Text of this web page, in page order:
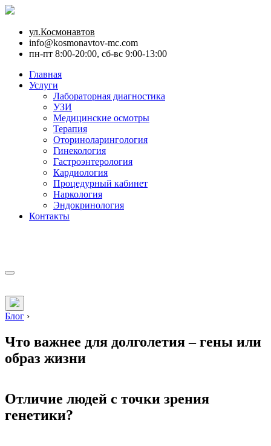
ул.Космонавтов
info@kosmonavtov-mc.com
пн-пт 8:00-20:00, сб-вс 9:00-13:00
Главная
Услуги
Лабораторная диагностика
УЗИ
Медицинские осмотры
Терапия
Оториноларингология
Гинекология
Гастроэнтерология
Кардиология
Процедурный кабинет
Наркология
Эндокринология
Контакты
Блог ›
Что важнее для долголетия – гены или
образ жизни
Отличие людей с точки зрения
генетики?